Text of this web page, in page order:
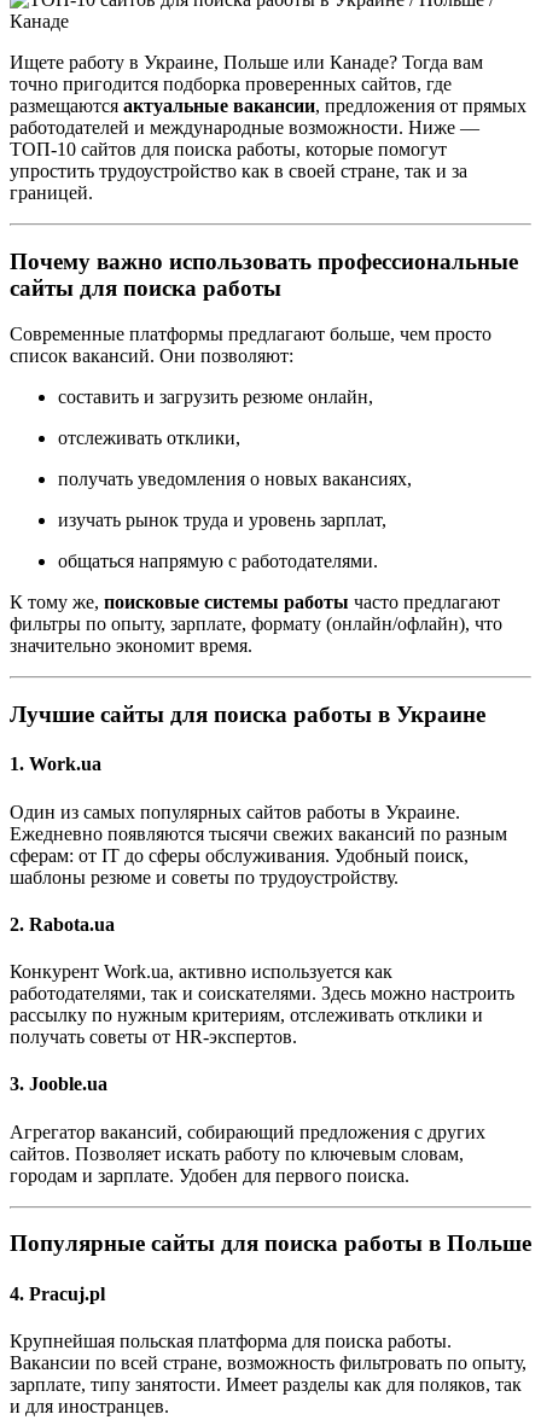
Ищете работу в Украине, Польше или Канаде? Тогда вам
точно пригодится подборка проверенных сайтов, где
размещаются актуальные вакансии, предложения от прямых
работодателей и международные возможности. Ниже —
ТОП-10 сайтов для поиска работы, которые помогут
упростить трудоустройство как в своей стране, так и за
границей.
Почему важно использовать профессиональные
сайты для поиска работы
Современные платформы предлагают больше, чем просто
список вакансий. Они позволяют:
составить и загрузить резюме онлайн,
отслеживать отклики,
получать уведомления о новых вакансиях,
изучать рынок труда и уровень зарплат,
общаться напрямую с работодателями.
К тому же, поисковые системы работы часто предлагают
фильтры по опыту, зарплате, формату (онлайн/офлайн), что
значительно экономит время.
Лучшие сайты для поиска работы в Украине
1. Work.ua
Один из самых популярных сайтов работы в Украине.
Ежедневно появляются тысячи свежих вакансий по разным
сферам: от IT до сферы обслуживания. Удобный поиск,
шаблоны резюме и советы по трудоустройству.
2. Rabota.ua
Конкурент Work.ua, активно используется как
работодателями, так и соискателями. Здесь можно настроить
рассылку по нужным критериям, отслеживать отклики и
получать советы от HR-экспертов.
3. Jooble.ua
Агрегатор вакансий, собирающий предложения с других
сайтов. Позволяет искать работу по ключевым словам,
городам и зарплате. Удобен для первого поиска.
Популярные сайты для поиска работы в Польше
4. Pracuj.pl
Крупнейшая польская платформа для поиска работы.
Вакансии по всей стране, возможность фильтровать по опыту,
зарплате, типу занятости. Имеет разделы как для поляков, так
и для иностранцев.